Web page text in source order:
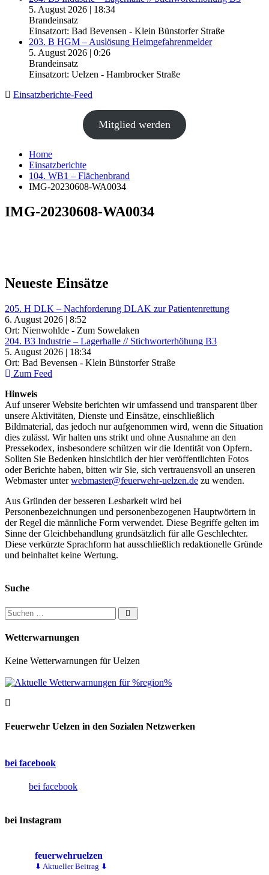
5. August 2026 | 18:34
Brandeinsatz
Einsatzort: Bad Bevensen - Klein Bünstorfer Straße
203. B HGM – Auslösung Heimgefahrenmelder
5. August 2026 | 0:26
Brandeinsatz
Einsatzort: Uelzen - Hambrocker Straße
Einsatzberichte-Feed
Mitglied werden
Home
Einsatzberichte
104. WB1 – Flächenbrand
IMG-20230608-WA0034
IMG-20230608-WA0034
Neueste Einsätze
205. H DLK – Nachforderung DLAK zur Patientenrettung
6. August 2026 | 8:52
Ort: Nienwohlde - Zum Sowelaken
204. B3 Industrie – Lagerhalle // Stichworterhöhung B3
5. August 2026 | 18:34
Ort: Bad Bevensen - Klein Bünstorfer Straße
Zum Feed
Hinweis
Auf unserer Website berichten wir umfassend und transparent über
unsere Aktivitäten, Dienste und Einsätze, einschließlich
Bildmaterial, das jedoch nur aufgenommen wird, wenn die Situation
dies zulässt. Wir halten uns strikt und ohne Ausnahme an den
Pressekodex, insbesondere schützen wir die Identität von Opfern.
Sollten Sie Bedenken hinsichtlich der hier veröffentlichten Fotos
oder Berichte haben, bitten wir Sie, sich vertrauensvoll an unseren
Webmaster unterwebmaster@feuerwehr-uelzen.de zu wenden.
Aus Gründen der besseren Lesbarkeit wird bei
Personenbezeichnungen und personenbezogenen Hauptwörtern in
der Regel die männliche Form verwendet. Diese Begriffe gelten im
Sinne der Gleichbehandlung grundsätzlich für alle Geschlechter.
Diese verkürzte Sprachform hat ausschließlich redaktionelle Gründe
und beinhaltet keine Wertung.
Suche
Suchen nach:
Wetterwarnungen
Keine Wetterwarnungen für Uelzen
Feuerwehr Uelzen in den Sozialen Netzwerken
bei facebook
bei facebook
bei Instagram
feuerwehruelzen
⬇ Aktueller Beitrag ⬇